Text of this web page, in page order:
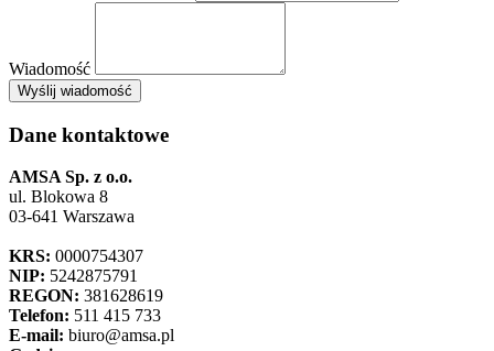
Wiadomość
Wyślij wiadomośćAMSA Sp. z o.o. - ul. Blokowa 8, Warszawa
+
−
Dane kontaktowe
AMSA Sp. z o.o.
ul. Blokowa 8
03-641 Warszawa
KRS: 0000754307
NIP: 5242875791
REGON: 381628619
Telefon: 511 415 733
E-mail: biuro@amsa.pl